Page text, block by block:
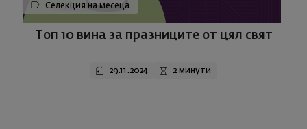
Селекция на месеца
Топ 10 вина за празниците от цял свят
29.11.2024 2 минути